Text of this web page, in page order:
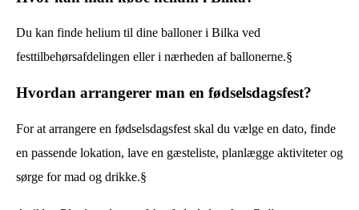
Du kan finde helium til dine balloner i Bilka ved
festtilbehørsafdelingen eller i nærheden af ballonerne.§
Hvordan arrangerer man en fødselsdagsfest?
For at arrangere en fødselsdagsfest skal du vælge en dato, finde
en passende lokation, lave en gæsteliste, planlægge aktiviteter og
sørge for mad og drikke.§